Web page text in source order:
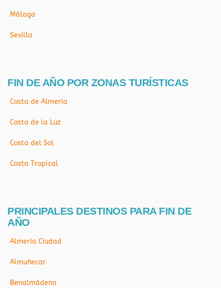
Málaga
Sevilla
FIN DE AÑO POR ZONAS TURÍSTICAS
Costa de Almería
Costa de la Luz
Costa del Sol
Costa Tropical
PRINCIPALES DESTINOS PARA FIN DE
AÑO
Almería Ciudad
Almuñecar
Benalmádena